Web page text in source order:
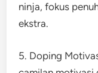
ninja, fokus
ekstra.
5. Doping